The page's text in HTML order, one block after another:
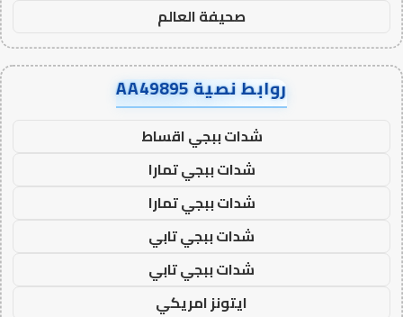
صحيفة العالم
روابط نصية AA49895
شدات ببجي اقساط
شدات ببجي تمارا
شدات ببجي تمارا
شدات ببجي تابي
شدات ببجي تابي
ايتونز امريكي